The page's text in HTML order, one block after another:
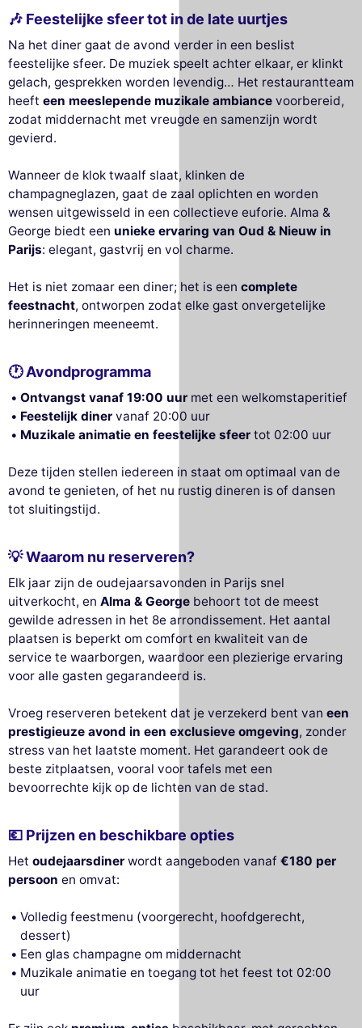
🎶 Feestelijke sfeer tot in de late uurtjes
Na het diner gaat de avond verder in een beslist
feestelijke sfeer. De muziek speelt achter elkaar, er klinkt
gelach, gesprekken worden levendig… Het restaurantteam
heeft een meeslepende muzikale ambiance voorbereid,
zodat middernacht met vreugde en samenzijn wordt
gevierd.
Wanneer de klok twaalf slaat, klinken de
champagneglazen, gaat de zaal oplichten en worden
wensen uitgewisseld in een collectieve euforie. Alma &
George biedt een unieke ervaring van Oud & Nieuw in
Parijs: elegant, gastvrij en vol charme.
Het is niet zomaar een diner; het is een complete
feestnacht, ontworpen zodat elke gast onvergetelijke
herinneringen meeneemt.
🕐 Avondprogramma
Ontvangst vanaf 19:00 uur met een welkomstaperitief
Feestelijk diner vanaf 20:00 uur
Muzikale animatie en feestelijke sfeer tot 02:00 uur
Deze tijden stellen iedereen in staat om optimaal van de
avond te genieten, of het nu rustig dineren is of dansen
tot sluitingstijd.
💡 Waarom nu reserveren?
Elk jaar zijn de oudejaarsavonden in Parijs snel
uitverkocht, en Alma & George behoort tot de meest
gewilde adressen in het 8e arrondissement. Het aantal
plaatsen is beperkt om comfort en kwaliteit van de
service te waarborgen, waardoor een plezierige ervaring
voor alle gasten gegarandeerd is.
Vroeg reserveren betekent dat je verzekerd bent van een
prestigieuze avond in een exclusieve omgeving, zonder
stress van het laatste moment. Het garandeert ook de
beste zitplaatsen, vooral voor tafels met een
bevoorrechte kijk op de lichten van de stad.
💶 Prijzen en beschikbare opties
Het oudejaarsdiner wordt aangeboden vanaf €180 per
persoon en omvat:
Volledig feestmenu (voorgerecht, hoofdgerecht,
dessert)
Een glas champagne om middernacht
Muzikale animatie en toegang tot het feest tot 02:00
uur